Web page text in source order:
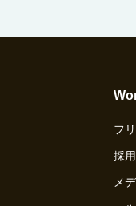
フ
採
メ